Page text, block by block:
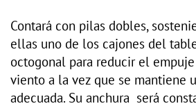
Contará con pilas dobles,
ellas uno de los cajones del
octogonal para reducir el
viento a la vez que se mantiene
adecuada. Su anchura será